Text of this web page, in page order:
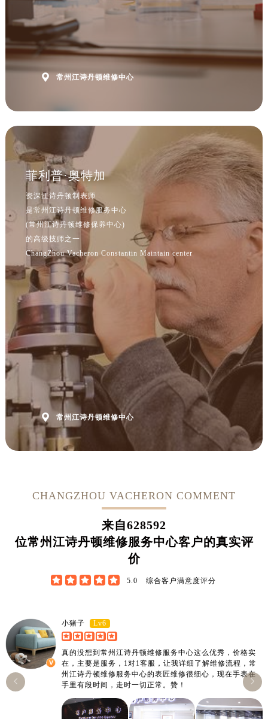
 常州江诗丹顿维修中心
菲利普·奥特加
资深江诗丹顿制表师
是常州江诗丹顿维修服务中心
(常州江诗丹顿维修保养中心)
的高级技师之一
ChangZhou Vacheron Constantin Maintain center
 常州江诗丹顿维修中心
CHANGZHOU VACHERON COMMENT
来自628592
位常州江诗丹顿维修服务中心客户的真实评
价
     5.0 综合客户满意度评分
小猪子 Lv6
真的没想到常州江诗丹顿维修服务中心这么优秀，价格实
在，主要是服务，1对1客服，让我详细了解维修流程，常
州江诗丹顿维修服务中心的表匠维修很细心，现在手表在
手里有段时间，走时一切正常。赞！

